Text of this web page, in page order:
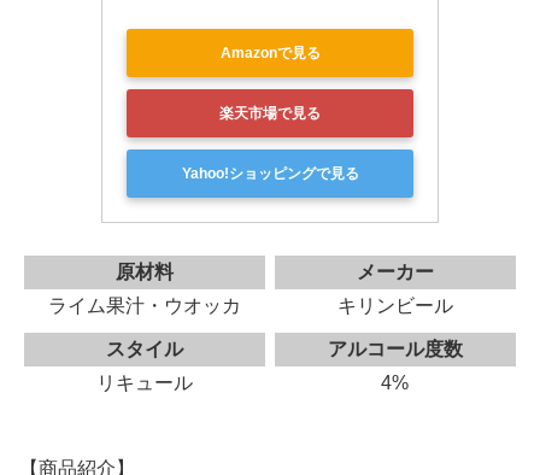
Amazonで見る
楽天市場で見る
Yahoo!ショッピングで見る
原材料
ライム果汁・ウオッカ
メーカー
キリンビール
スタイル
リキュール
アルコール度数
4%
【商品紹介】